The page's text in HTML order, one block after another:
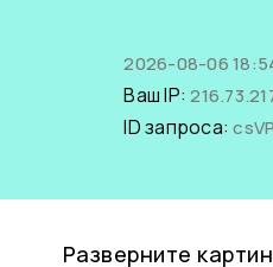
2026-08-06
Ваш IP:
ID запроса:
Разверните